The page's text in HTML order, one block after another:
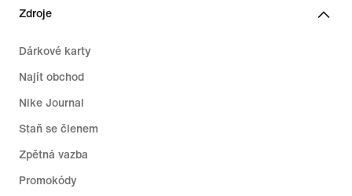
Zdroje
Dárkové karty
Najít obchod
Nike Journal
Staň se členem
Zpětná vazba
Promokódy